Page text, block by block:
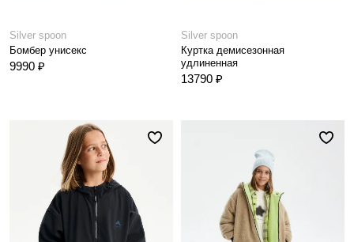
Silver spoon
Бомбер унисекс
9990 ₽
Silver spoon
Куртка демисезонная
удлиненная
13790 ₽